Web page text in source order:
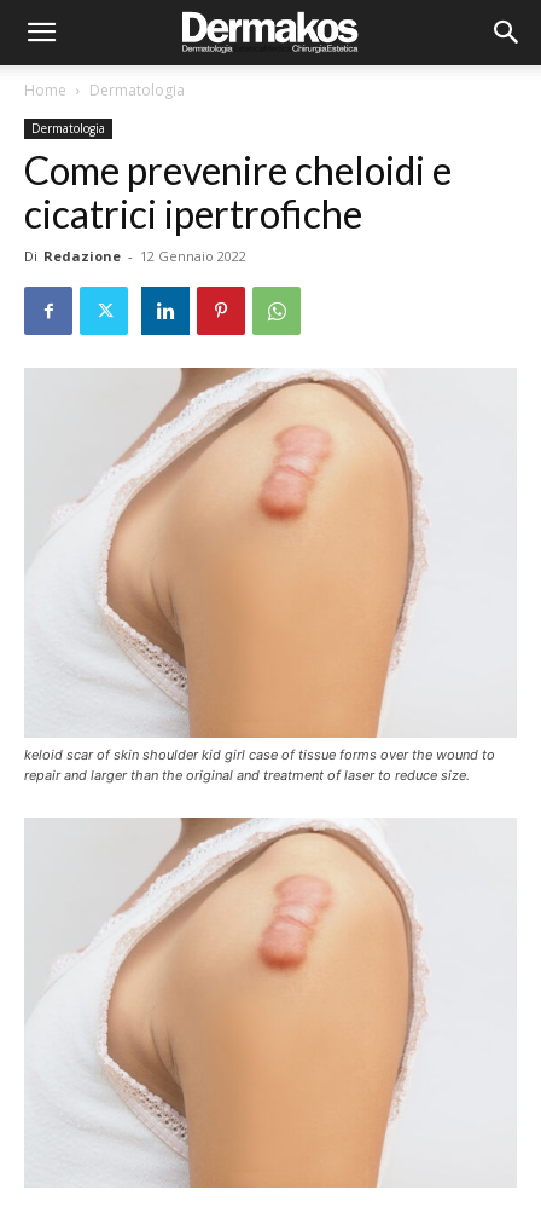
Home Dermatologia
Dermatologia
Come prevenire cheloidi e
cicatrici ipertrofiche
Di Redazione - 12 Gennaio 2022
keloid scar of skin shoulder kid girl case of tissue forms over the wound to
repair and larger than the original and treatment of laser to reduce size.